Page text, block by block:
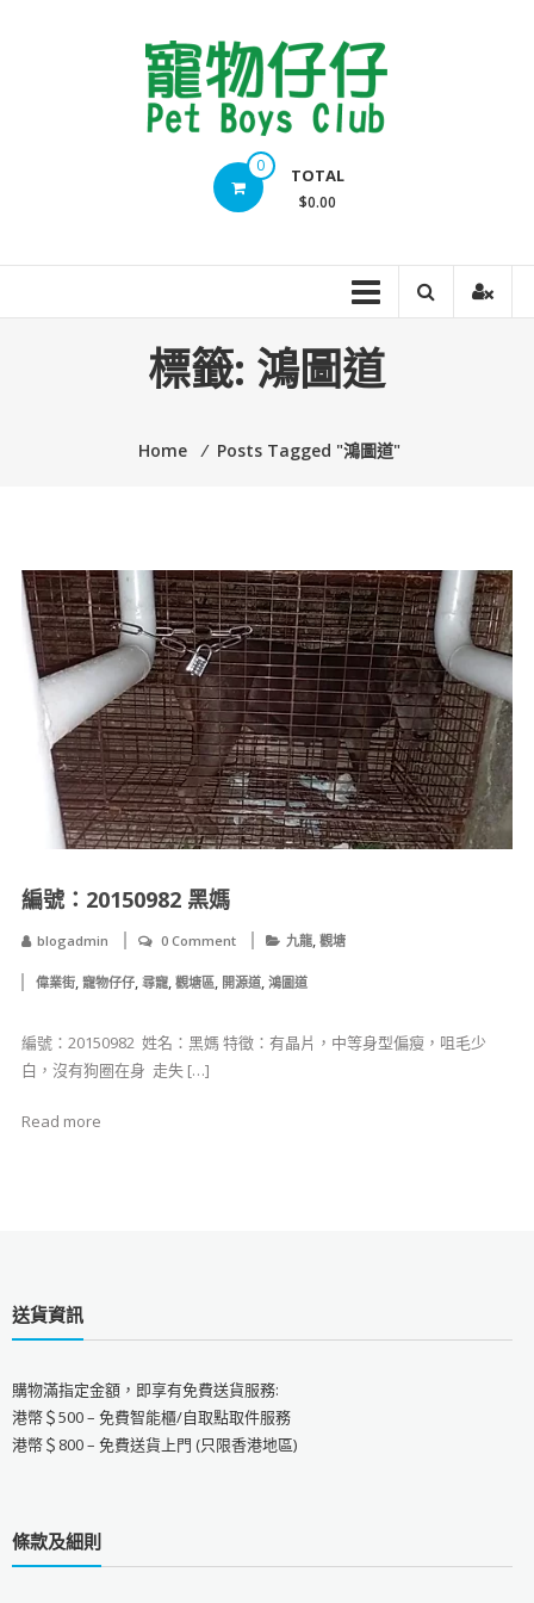
0 TOTAL
$0.00
標籤: 鴻圖道
Home ⁄ Posts Tagged "鴻圖道"
編號：20150982 黑媽
blogadmin 0 Comment 九龍, 觀塘
偉業街, 寵物仔仔, 尋寵, 觀塘區, 開源道, 鴻圖道
編號：20150982 ​ ​姓名：黑媽 ​特徵：有晶片，中等身型偏瘦，咀毛少
白，沒有狗圈在身 ​ ​​​走失 […]
Read more
送貨資訊
購物滿指定金額，即享有免費送貨服務:
港幣＄500 – 免費智能櫃/自取點取件服務
港幣＄800 – 免費送貨上門 (只限香港地區)
條款及細則